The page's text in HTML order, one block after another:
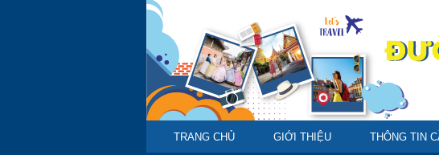
TRANG CHỦ GIỚI THIỆU THÔNG TIN